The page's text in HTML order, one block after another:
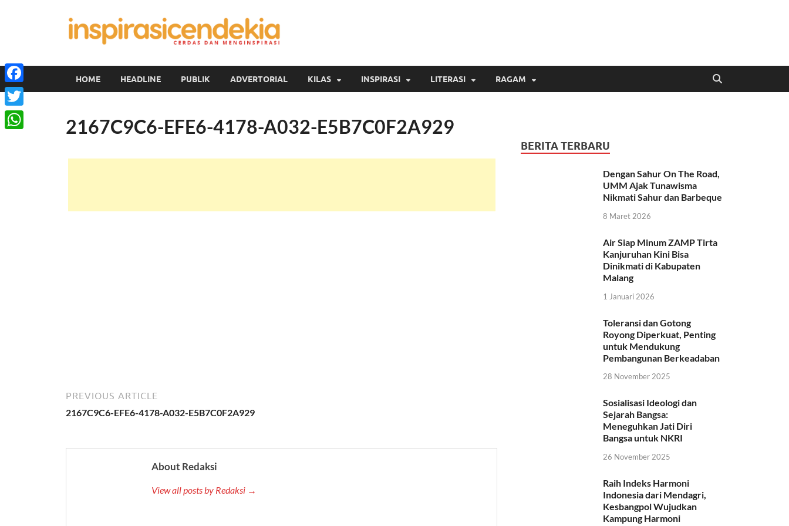
HOME HEADLINE PUBLIK ADVERTORIAL KILAS INSPIRASI LITERASI RAGAM
2167C9C6-EFE6-4178-A032-E5B7C0F2A929
PREVIOUS ARTICLE
2167C9C6-EFE6-4178-A032-E5B7C0F2A929
About Redaksi
View all posts by Redaksi →
BERITA TERBARU
Dengan Sahur On The Road,
UMM Ajak Tunawisma
Nikmati Sahur dan Barbeque
8 Maret 2026
Air Siap Minum ZAMP Tirta
Kanjuruhan Kini Bisa
Dinikmati di Kabupaten
Malang
1 Januari 2026
Toleransi dan Gotong
Royong Diperkuat, Penting
untuk Mendukung
Pembangunan Berkeadaban
28 November 2025
Sosialisasi Ideologi dan
Sejarah Bangsa:
Meneguhkan Jati Diri
Bangsa untuk NKRI
26 November 2025
Raih Indeks Harmoni
Indonesia dari Mendagri,
Kesbangpol Wujudkan
Kampung Harmoni
Facebook
Twitter